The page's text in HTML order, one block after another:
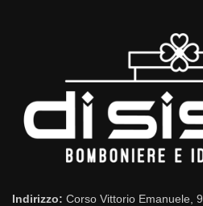
Indirizzo: Corso Vittorio Emanuele, 9